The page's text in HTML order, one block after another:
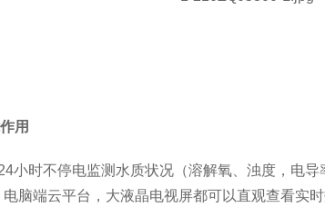
用
小时不停电监测水质状况（溶解氧、浊度，电导
脑端云平台，大液晶电视屏都可以直观查看实